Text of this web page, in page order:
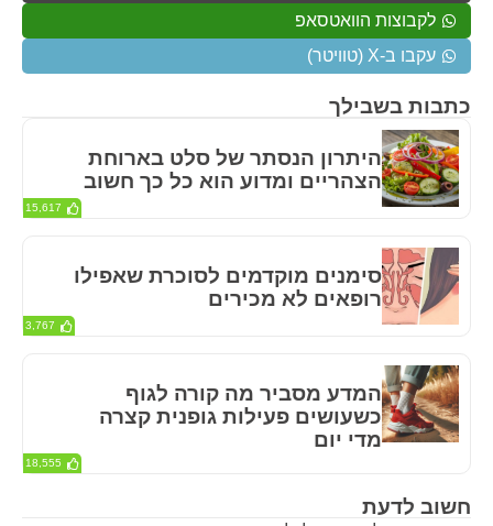
חשוב לדעת
כתבות בשבילך
היתרון הנסתר של סלט בארוחת
הצהריים ומדוע הוא כל כך חשוב
15,617
סימנים מוקדמים לסוכרת שאפילו
רופאים לא מכירים
3,767
המדע מסביר מה קורה לגוף
כשעושים פעילות גופנית קצרה
מדי יום
18,555
לקבוצות הוואטסאפ
עקבו ב-X (טוויטר)